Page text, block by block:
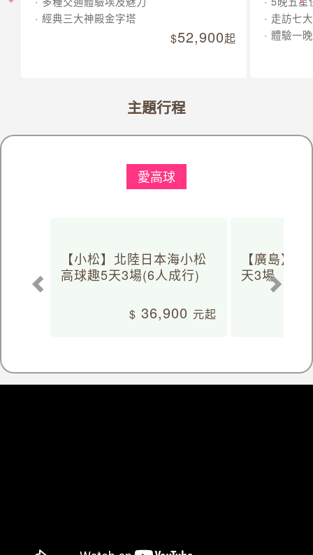
經典三大神殿金字塔
52,900起
走訪七
體驗一
愛高球
主題行程
【小松】北陸日本海小松
高球趣5天3場(6人成行)
36,900
【廣島】
天3場